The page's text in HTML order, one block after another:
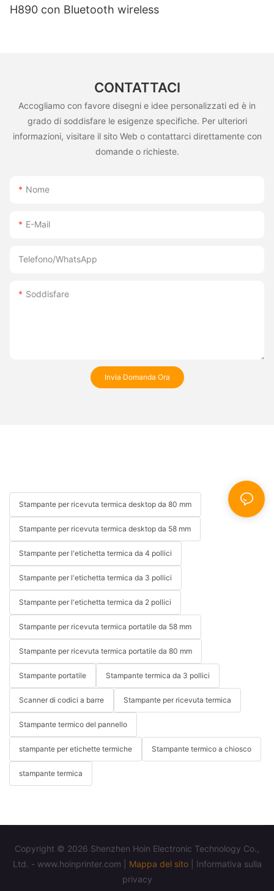
H890 con Bluetooth wireless
CONTATTACI
Accogliamo con favore disegni e idee personalizzati ed è in
grado di soddisfare le esigenze specifiche. Per ulteriori
informazioni, visitare il sito Web o contattarci direttamente con
domande o richieste.
Nome
E-Mail
Telefono/WhatsApp
Soddisfare
Invia Domanda Ora
Stampante per ricevuta termica desktop da 80 mm
Stampante per ricevuta termica desktop da 58 mm
Stampante per l'etichetta termica da 4 pollici
Stampante per l'etichetta termica da 3 pollici
Stampante per l'etichetta termica da 2 pollici
Stampante per ricevuta termica portatile da 58 mm
Stampante per ricevuta termica portatile da 80 mm
Stampante portatile Stampante termica da 3 pollici
Scanner di codici a barre Stampante per ricevuta termica
Stampante termico del pannello
stampante per etichette termiche Stampante termico a chiosco
stampante termica
Copyright © 2026 Shenzhen Hoin Electronic Technology Co.,
Ltd. - www.hoinprinter.com |
Mappa del sito| Informativa sulla
privacy